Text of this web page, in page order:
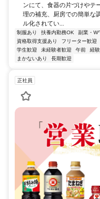
ンにて、食器の片づけやテ
理の補充、厨房での簡単な
ル化されてい...
制服あり 扶養内勤務OK 副業・W
資格取得支援あり
フリーター歓迎
学生歓迎
未経験者歓迎 午前 経
まかないあり
長期歓迎
正社員